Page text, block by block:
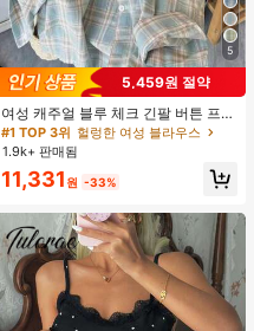
5
5,459원 절약
여성 캐주얼 블루 체크 긴팔 버튼 프론
트 폴리에스터 셔츠, 레귤러 핏, 봄 의
류, 편안한 스타일
#1 TOP 3위 헐렁한 여성 블라우스
1.9k+ 판매됨
11,331 원 -33%